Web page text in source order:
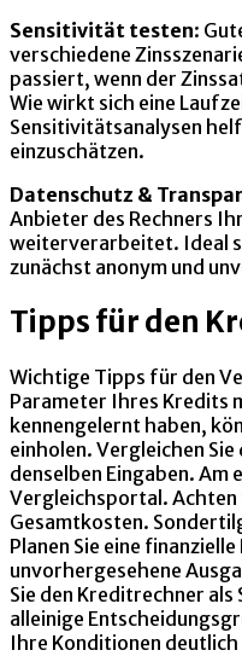
Sensitivität testen:
verschiedene
passiert, wenn der
Wie wirkt sich eine
Sensitivitätsanalysen
einzuschätzen.
Datenschutz &
Anbieter des Rechners
weiterverarbeitet. Ideal
zunächst anonym und
Tipps für den
Wichtige Tipps für den
Parameter Ihres Kredits
kennengelernt haben,
einholen. Vergleichen
denselben Eingaben. Am
Vergleichsportal. Achten
Gesamtkosten.
Planen Sie eine
unvorhergesehene
Sie den Kreditrechner
alleinige
Ihre Konditionen